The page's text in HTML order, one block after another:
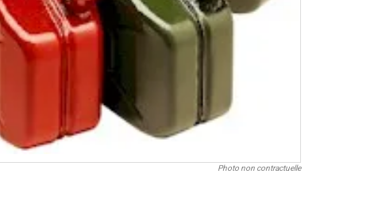
Photo non contractuelle